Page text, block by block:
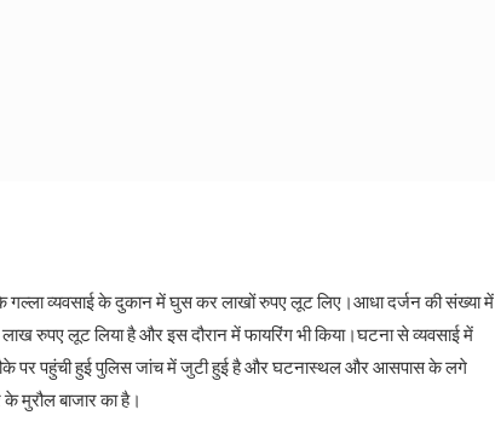
व्यवसाई के दुकान में घुस कर लाखों रुपए लूट लिए।आधा दर्जन की संख्या में
रुपए लूट लिया है और इस दौरान में फायरिंग भी किया।घटना से व्यवसाई में
पर पहुंची हुई पुलिस जांच में जुटी हुई है और घटनास्थल और आसपास के लगे
के मुरौल बाजार का है।